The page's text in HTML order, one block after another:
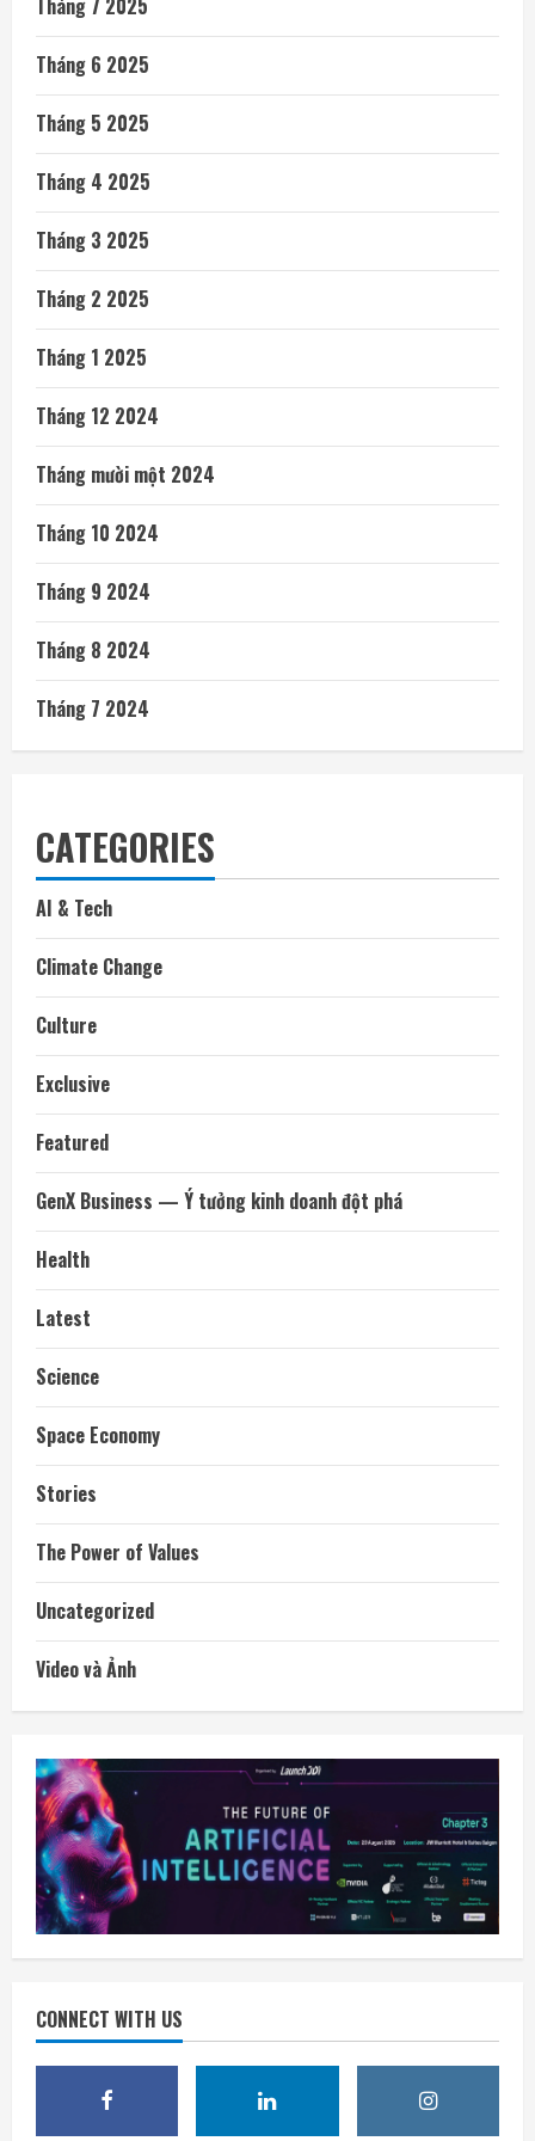
Tháng 6 2025
Tháng 5 2025
Tháng 4 2025
Tháng 3 2025
Tháng 2 2025
Tháng 1 2025
Tháng 12 2024
Tháng mười một 2024
Tháng 10 2024
Tháng 9 2024
Tháng 8 2024
Tháng 7 2024
CATEGORIES
AI & Tech
Climate Change
Culture
Exclusive
Featured
GenX Business — Ý tưởng kinh doanh đột phá
Health
Latest
Science
Space Economy
Stories
The Power of Values
Uncategorized
Video và Ảnh
CONNECT WITH US